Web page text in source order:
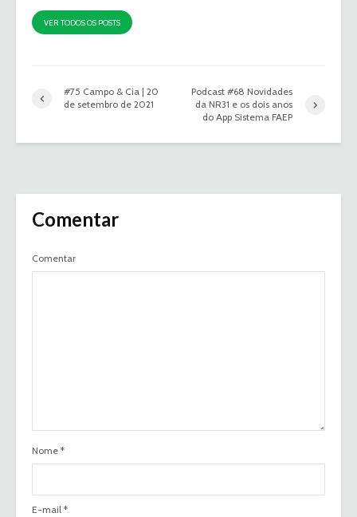
VER TODOS OS POSTS
#75 Campo & Cia | 20
de setembro de 2021
Podcast #68 Novidades
da NR31 e os dois anos
do App Sistema FAEP
Comentar
Comentar
Nome *
E-mail *